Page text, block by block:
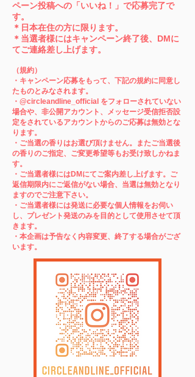
ペーン投稿への「いいね！」で応募完了で
す。
＊日本在住の方に限ります。
＊当選者様にはキャンペーン終了後、DMに
てご連絡差し上げます。
（規約）
・キャンペーン応募をもって、下記の規約に同意し
たものとみなされます。
・@circleandline_official をフォローされていない
場合や、非公開アカウント、メッセージ受信拒否設
定をされているアカウントからのご応募は無効とな
ります。
・ご当選の香りはお選び頂けません。またご当選後
の香りのご指定、ご変更希望等もお受け致しかねま
す。
・ご当選者様にはDMにてご案内差し上げます。ご
返信期限内にご返信がない場合、当選は無効となり
ますのでご注意下さい。
・ご当選者様には発送に必要な個人情報をお伺い
し、プレゼント発送のみを目的として使用させて頂
きます。
・本企画は予告なく内容変更、終了する場合がござ
います。